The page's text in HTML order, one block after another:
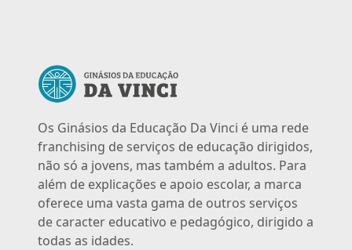
Os Ginásios da Educação Da Vinci é uma rede
franchising de serviços de educação dirigidos,
não só a jovens, mas também a adultos. Para
além de explicações e apoio escolar, a marca
oferece uma vasta gama de outros serviços
de caracter educativo e pedagógico, dirigido a
todas as idades.